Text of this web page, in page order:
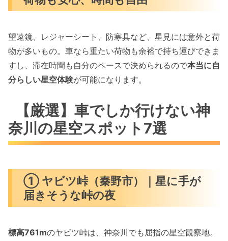
望遠鏡、レジャーシート、防寒具など、星見には意外と荷
物が多いもの。車なら重たい荷物も余裕で持ち運びできま
すし、滞在時間も自分のペースで決められるので本当に自
分らしい星空体験が可能になります。
【厳選】車でしか行けない神
奈川の星空スポット7選
① ヤビツ峠（秦野市）｜星に手が
届きそうな峠の夜
標高761mのヤビツ峠は、神奈川でも屈指の星空観察地。